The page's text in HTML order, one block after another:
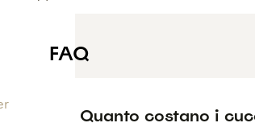
FAQ
Quanto costano i